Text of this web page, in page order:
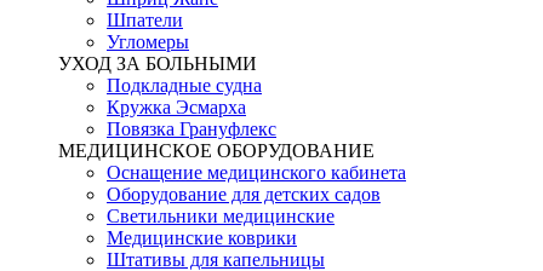
Шпатели
Угломеры
УХОД ЗА БОЛЬНЫМИ
Подкладные судна
Кружка Эсмарха
Повязка Грануфлекс
МЕДИЦИНСКОЕ ОБОРУДОВАНИЕ
Оснащение медицинского кабинета
Оборудование для детских садов
Светильники медицинские
Медицинские коврики
Штативы для капельницы